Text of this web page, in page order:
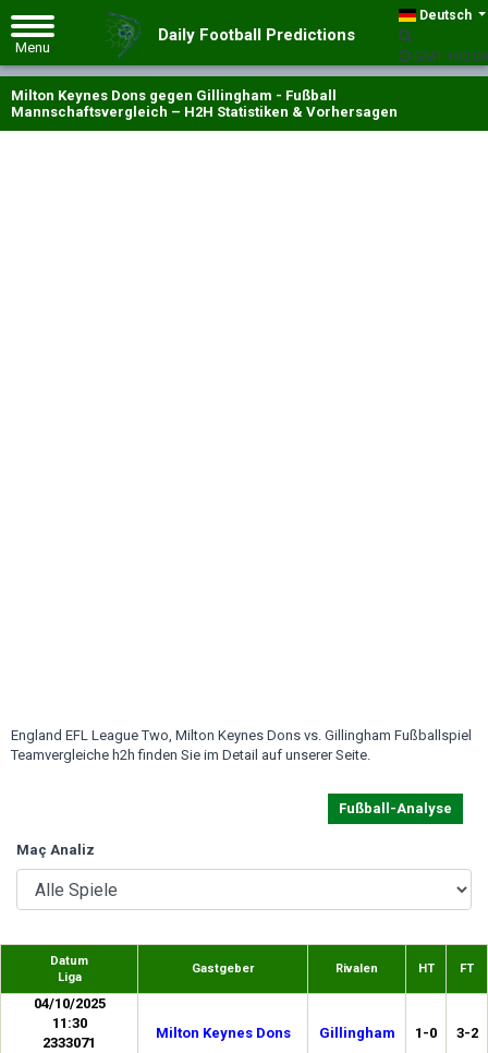
Deutsch
GMT +00:00
Daily Football Predictions
Milton Keynes Dons gegen Gillingham - Fußball
Mannschaftsvergleich – H2H Statistiken & Vorhersagen
England EFL League Two, Milton Keynes Dons vs. Gillingham Fußballspiel
Teamvergleiche h2h finden Sie im Detail auf unserer Seite.
Fußball-Analyse
Maç Analiz
Datum
Liga
Gastgeber Rivalen HT FT
04/10/2025
11:30
2333071
Milton Keynes Dons Gillingham 1-0 3-2